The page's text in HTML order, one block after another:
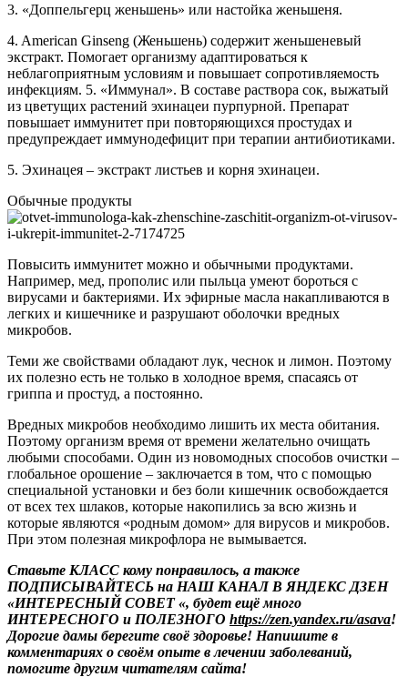
3. «Доппельгерц женьшень» или настойка женьшеня.
4. American Ginseng (Женьшень) содержит женьшеневый
экстракт. Помогает организму адаптироваться к
неблагоприятным условиям и повышает сопротивляемость
инфекциям. 5. «Иммунал». В составе раствора сок, выжатый
из цветущих растений эхинацеи пурпурной. Препарат
повышает иммунитет при повторяющихся простудах и
предупреждает иммунодефицит при терапии антибиотиками.
5. Эхинацея – экстракт листьев и корня эхинацеи.
Обычные продукты
Повысить иммунитет можно и обычными продуктами.
Например, мед, прополис или пыльца умеют бороться с
вирусами и бактериями. Их эфирные масла накапливаются в
легких и кишечнике и разрушают оболочки вредных
микробов.
Теми же свойствами обладают лук, чеснок и лимон. Поэтому
их полезно есть не только в холодное время, спасаясь от
гриппа и простуд, а постоянно.
Вредных микробов необходимо лишить их места обитания.
Поэтому организм время от времени желательно очищать
любыми способами. Один из новомодных способов очистки –
глобальное орошение – заключается в том, что с помощью
специальной установки и без боли кишечник освобождается
от всех тех шлаков, которые накопились за всю жизнь и
которые являются «родным домом» для вирусов и микробов.
При этом полезная микрофлора не вымывается.
Ставьте КЛАСС кому понравилось, а также
ПОДПИСЫВАЙТЕСЬ на НАШ КАНАЛ В ЯНДЕКС ДЗЕН
«ИНТЕРЕСНЫЙ СОВЕТ «, будет ещё много
ИНТЕРЕСНОГО и ПОЛЕЗНОГО https://zen.yandex.ru/asava!
Дорогие дамы берегите своё здоровье! Напишите в
комментариях о своём опыте в лечении заболеваний,
помогите другим читателям сайта!